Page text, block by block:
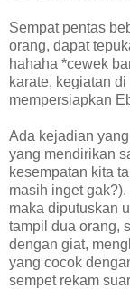
Sempat pentas
orang, dapat
hahaha *cewek
karate, kegiatan
mempersiapkan
Ada kejadian
yang mendirikan
kesempatan kita
masih inget
maka diputuskan
tampil dua orang,
dengan giat,
yang cocok
sempet rekam